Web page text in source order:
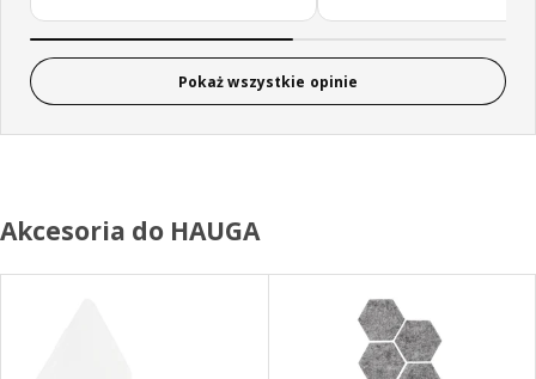
Pokaż wszystkie opinie
Akcesoria do HAUGA